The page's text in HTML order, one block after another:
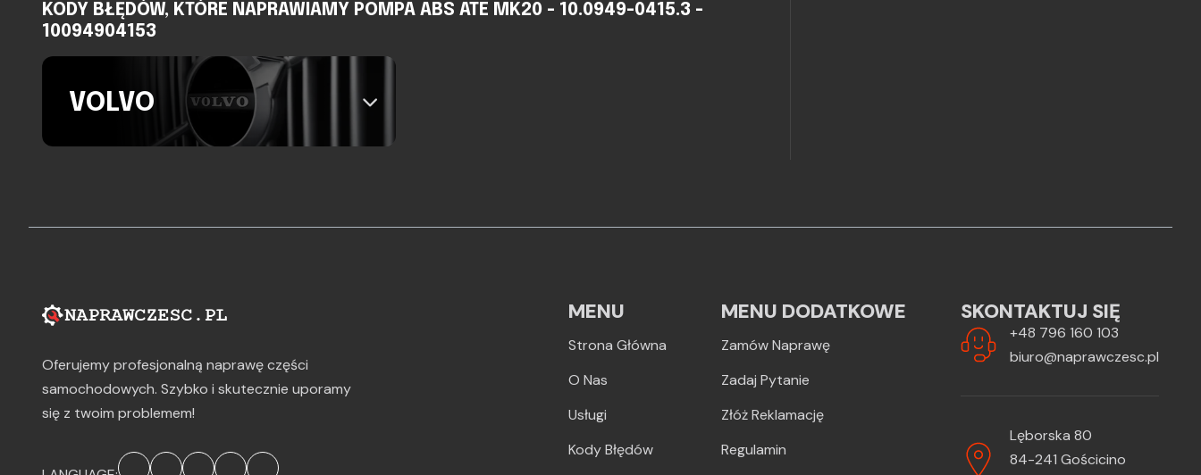
KODY BŁĘDÓW, KTÓRE NAPRAWIAMY POMPA ABS ATE MK20 - 10.0949-0415.3 -
10094904153
VOLVO
Oferujemy profesjonalną naprawę części
samochodowych. Szybko i skutecznie uporamy
się z twoim problemem!
MENU
Strona Główna
O Nas
Usługi
Kody Błędów
MENU DODATKOWE
Zamów Naprawę
Zadaj Pytanie
Złóż Reklamację
Regulamin
SKONTAKTUJ SIĘ
+48 796 160 103
biuro@naprawczesc.pl
Lęborska 80
84-241 Gościcino